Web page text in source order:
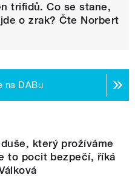
trifidů. Co se stane,
o zrak? Čte Norbert
na DABu
který prožíváme
to pocit bezpečí, říká